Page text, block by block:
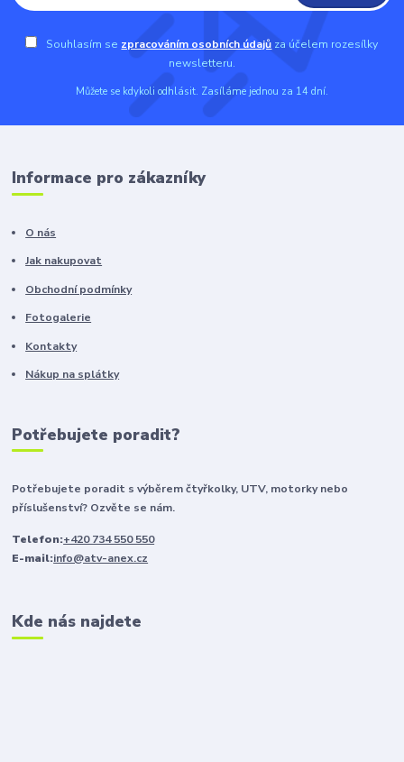
Souhlasím se zpracováním osobních údajů za účelem rozesílky
newsletteru.
Můžete se kdykoli odhlásit. Zasíláme jednou za 14 dní.
Informace pro zákazníky
O nás
Jak nakupovat
Obchodní podmínky
Fotogalerie
Kontakty
Nákup na splátky
Potřebujete poradit?
Potřebujete poradit s výběrem čtyřkolky, UTV, motorky nebo
příslušenství? Ozvěte se nám.
Telefon:+420 734 550 550
E-mail:info@atv-anex.cz
Kde nás najdete